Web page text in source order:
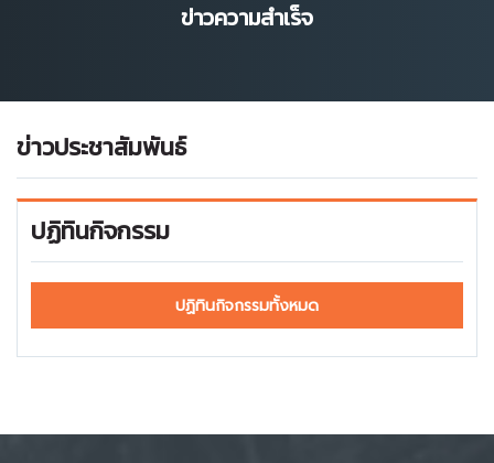
ข่าวความสำเร็จ
ข่าวประชาสัมพันธ์
ปฏิทินกิจกรรม
ปฏิทินกิจกรรมทั้งหมด